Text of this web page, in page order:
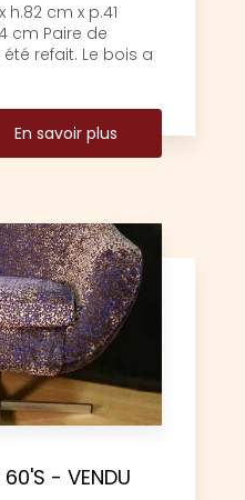
h.82 cm x p.41
cm Paire de
refait. Le bois a
En savoir plus
- VENDU